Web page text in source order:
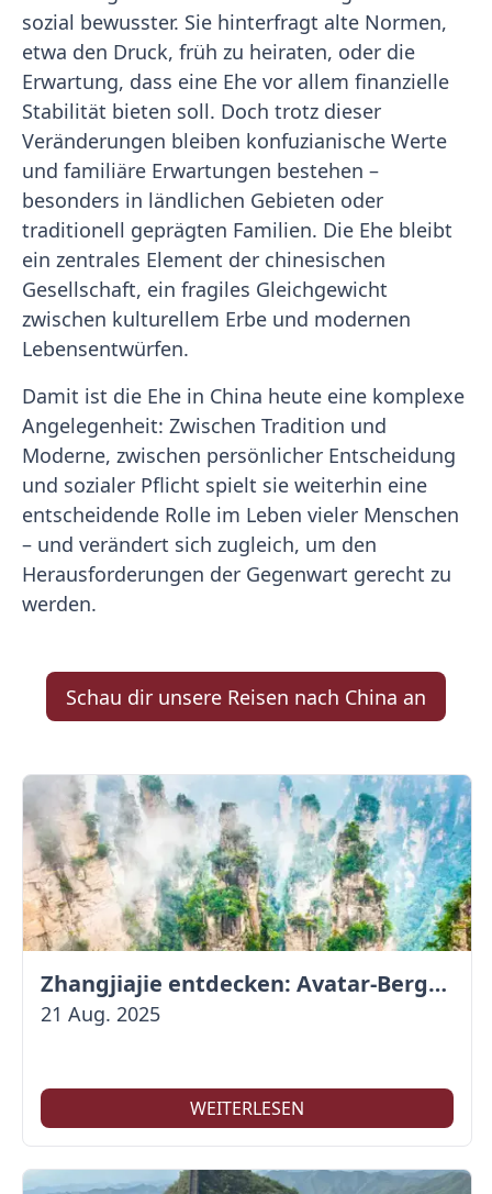
sozial bewusster. Sie hinterfragt alte Normen,
etwa den Druck, früh zu heiraten, oder die
Erwartung, dass eine Ehe vor allem finanzielle
Stabilität bieten soll. Doch trotz dieser
Veränderungen bleiben konfuzianische Werte
und familiäre Erwartungen bestehen –
besonders in ländlichen Gebieten oder
traditionell geprägten Familien. Die Ehe bleibt
ein zentrales Element der chinesischen
Gesellschaft, ein fragiles Gleichgewicht
zwischen kulturellem Erbe und modernen
Lebensentwürfen.
Damit ist die Ehe in China heute eine komplexe
Angelegenheit: Zwischen Tradition und
Moderne, zwischen persönlicher Entscheidung
und sozialer Pflicht spielt sie weiterhin eine
entscheidende Rolle im Leben vieler Menschen
– und verändert sich zugleich, um den
Herausforderungen der Gegenwart gerecht zu
werden.
Schau dir unsere Reisen nach China an
Zhangjiajie entdecken: Avatar-Berge & Altstadt von Fenghuang
21 Aug. 2025
WEITERLESEN